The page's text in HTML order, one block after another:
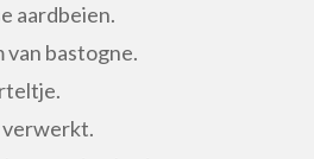
aardbeien.
bastogne.
verwerkt.